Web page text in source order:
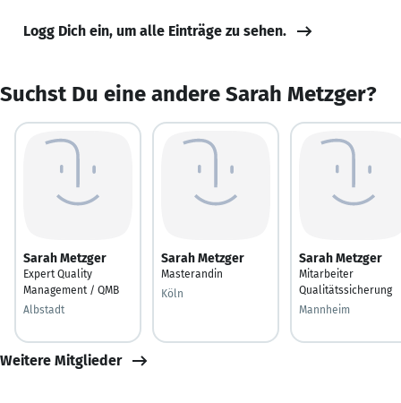
Logg Dich ein, um alle Einträge zu sehen.
Suchst Du eine andere Sarah Metzger?
Sarah Metzger
Expert Quality
Management / QMB
Albstadt
Sarah Metzger
Masterandin
Köln
Sarah Metzger
Mitarbeiter
Qualitätssicherung
Mannheim
Weitere Mitglieder